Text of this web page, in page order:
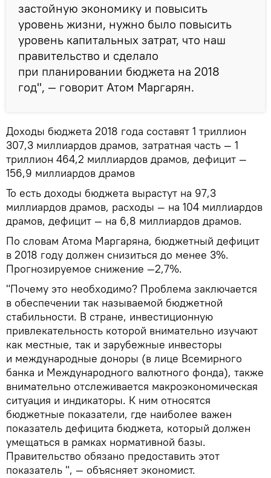
застойную экономику и повысить
уровень жизни, нужно было повысить
уровень капитальных затрат, что наш
правительство и сделало
при планировании бюджета на 2018
год", — говорит Атом Маргарян.
Доходы бюджета 2018 года составят 1 триллион
307,3 миллиардов драмов, затратная часть — 1
триллион 464,2 миллиардов драмов, дефицит —
156,9 миллиардов драмов
То есть доходы бюджета вырастут на 97,3
миллиардов драмов, расходы — на 104 миллиардов
драмов, дефицит — на 6,8 миллиардов драмов.
По словам Атома Маргаряна, бюджетный дефицит
в 2018 году должен снизиться до менее 3%.
Прогнозируемое снижение —2,7%.
"Почему это необходимо? Проблема заключается
в обеспечении так называемой бюджетной
стабильности. В стране, инвестиционную
привлекательность которой внимательно изучают
как местные, так и зарубежные инвесторы
и международные доноры (в лице Всемирного
банка и Международного валютного фонда), также
внимательно отслеживается макроэкономическая
ситуация и индикаторы. К ним относятся
бюджетные показатели, где наиболее важен
показатель дефицита бюджета, который должен
умещаться в рамках нормативной базы.
Правительство обязано предоставить этот
показатель ", — объясняет экономист.